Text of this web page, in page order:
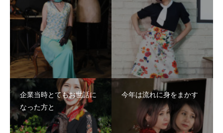
企業当時とてもお世話に
なった方と
今年は流れに身をまかす